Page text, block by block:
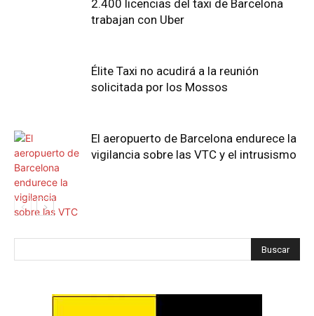
2.400 licencias del taxi de Barcelona
trabajan con Uber
Élite Taxi no acudirá a la reunión
solicitada por los Mossos
El aeropuerto de Barcelona endurece la
vigilancia sobre las VTC y el intrusismo